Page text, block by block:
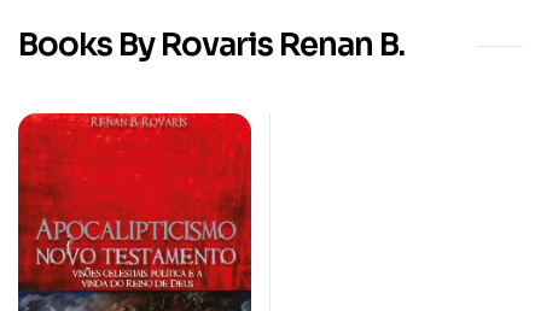
Books By Rovaris Renan B.